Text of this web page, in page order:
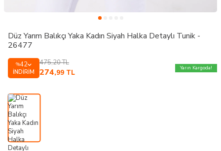
Düz Yarım Balıkçı Yaka Kadın Siyah Halka Detaylı Tunik -
26477
%42
İNDIRIM
475,20TL
274,99 TL
Yarın Kargoda!